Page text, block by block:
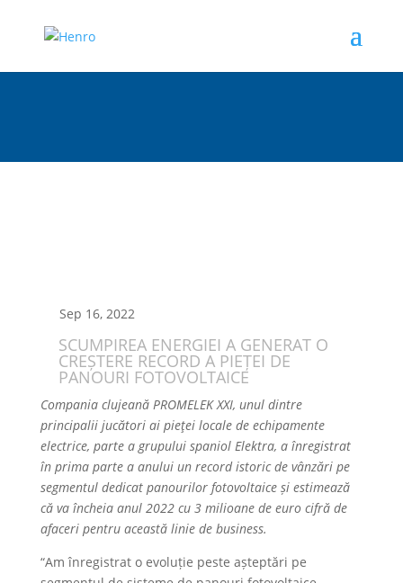
Sep 16, 2022
SCUMPIREA ENERGIEI A GENERAT O
CREȘTERE RECORD A PIEȚEI DE
PANOURI FOTOVOLTAICE
Compania clujeană PROMELEK XXI, unul dintre
principalii jucători ai pieţei locale de echipamente
electrice, parte a grupului spaniol Elektra, a înregistrat
în prima parte a anului un record istoric de vânzări pe
segmentul dedicat panourilor fotovoltaice și estimează
că va încheia anul 2022 cu 3 milioane de euro cifră de
afaceri pentru această linie de business.
“Am înregistrat o evoluție peste așteptări pe